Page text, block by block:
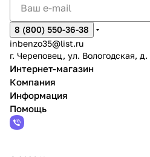
8 (800) 550-36-38
inbenzo35@list.ru
г. Череповец, ул. Вологодская,
Интернет-магазин
Компания
Информация
Помощь